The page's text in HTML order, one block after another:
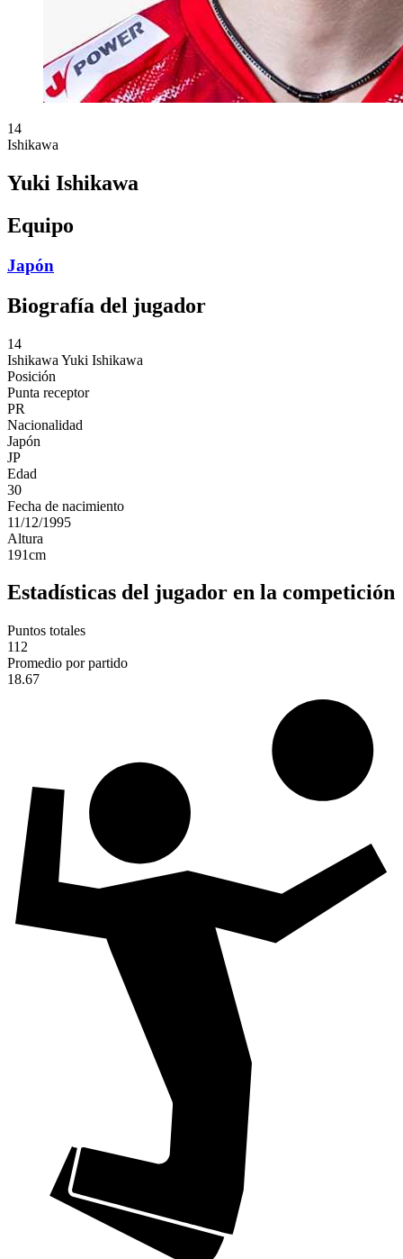
14
Ishikawa
Yuki Ishikawa
Equipo
Japón
Biografía del jugador
14
Ishikawa Yuki Ishikawa
Posición
Punta receptor
PR
Nacionalidad
Japón
JP
Edad
30
Fecha de nacimiento
11/12/1995
Altura
191cm
Estadísticas del jugador en la competición
Puntos totales
112
Promedio por partido
18.67